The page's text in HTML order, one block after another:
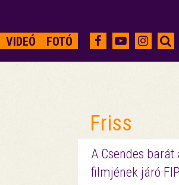
VIDEÓ FOTÓ
Friss
A Csendes barát
filmjének járó